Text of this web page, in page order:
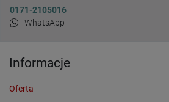
0171-2105016
WhatsApp
Informacje
Oferta